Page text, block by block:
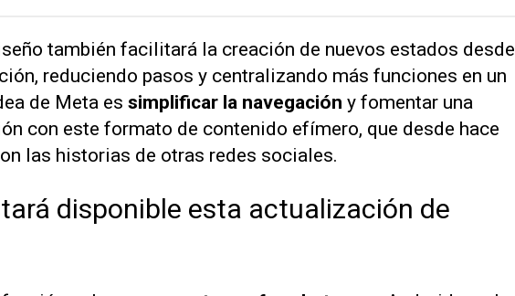
también facilitará la creación de nuevos estados desde
reduciendo pasos y centralizando más funciones en un
de Meta es simplificar la navegación y fomentar una
con este formato de contenido efímero, que desde hace
las historias de otras redes sociales.
disponible esta actualización de